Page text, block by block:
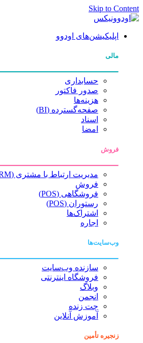
Skip to Content
اپلیکیشن‌های اودوو
مالی
حسابداری
صدور فاکتور
هزینه‌ها
صفحه‌گسترده (BI)
اسناد
امضا
فروش
مدیریت ارتباط با مشتری (CRM)
فروش
فروشگاهی (POS)
رستوران (POS)
اشتراک‌ها
اجاره
وب‌سایت‌ها
سازنده وب‌سایت
فروشگاه اینترنتی
وبلاگ
انجمن
چت زنده
آموزش آنلاین
زنجیره تأمین